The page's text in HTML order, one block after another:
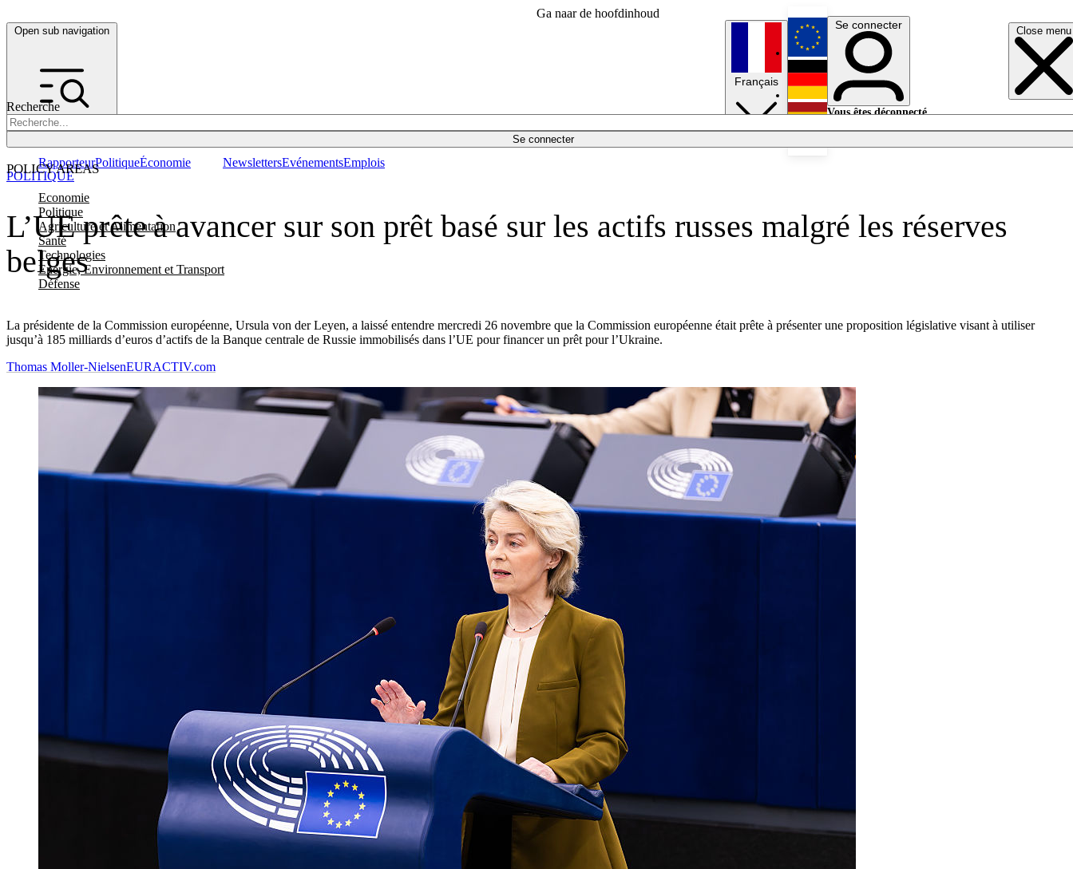
Ga naar de hoofdinhoud
Open sub navigation Close menu
Recherche
Se connecter
POLICY AREAS
Economie
Politique
Agriculture et Alimentation
Santé
Technologies
Energie, Environnement et Transport
Défense
RapporteurPolitiqueÉconomie NewslettersEvénementsEmplois
Français
English
Deutsch
Se connecter
Vous êtes déconnecté.
L’UE prête à avancer sur son prêt basé sur les actifs russes malgré les réserves
belges
La présidente de la Commission européenne, Ursula von der Leyen, a laissé entendre mercredi 26 novembre que la Commission européenne était prête à présenter une proposition législative visant à utiliser
jusqu’à 185 milliards d’euros d’actifs de la Banque centrale de Russie immobilisés dans l’UE pour financer un prêt pour l’Ukraine.
POLITIQUE
Thomas Moller-NielsenEURACTIV.com